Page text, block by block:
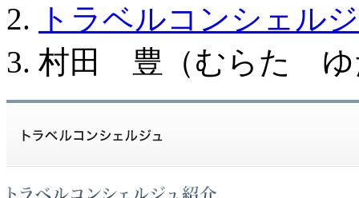
トラベルコンシェル
村田 豊（むらた ゆ